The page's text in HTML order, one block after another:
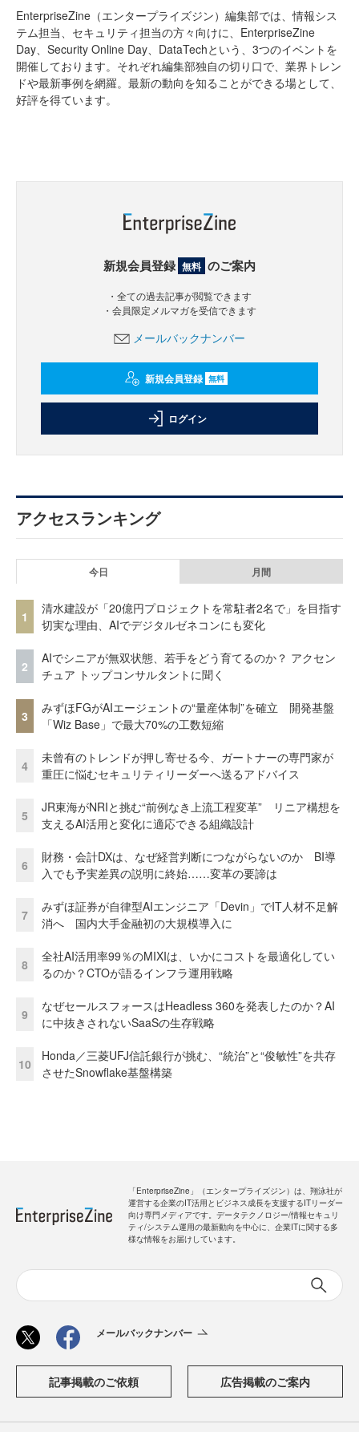
EnterpriseZine（エンタープライズジン）編集部では、情報シス
テム担当、セキュリティ担当の方々向けに、EnterpriseZine
Day、Security Online Day、DataTechという、3つのイベントを
開催しております。それぞれ編集部独自の切り口で、業界トレン
ドや最新事例を網羅。最新の動向を知ることができる場として、
好評を得ています。
新規会員登録 無料 のご案内
・全ての過去記事が閲覧できます
・会員限定メルマガを受信できます
メールバックナンバー
新規会員登録 無料
ログイン
アクセスランキング
今日 月間
1
清水建設が「20億円プロジェクトを常駐者2名で」を目指す
切実な理由、AIでデジタルゼネコンにも変化
2
AIでシニアが無双状態、若手をどう育てるのか？ アクセン
チュア トップコンサルタントに聞く
3
みずほFGがAIエージェントの“量産体制”を確立 開発基盤
「Wiz Base」で最大70%の工数短縮
4
未曾有のトレンドが押し寄せる今、ガートナーの専門家が
重圧に悩むセキュリティリーダーへ送るアドバイス
5
JR東海がNRIと挑む“前例なき上流工程変革” リニア構想を
支えるAI活用と変化に適応できる組織設計
6
財務・会計DXは、なぜ経営判断につながらないのか BI導
入でも予実差異の説明に終始……変革の要諦は
7
みずほ証券が自律型AIエンジニア「Devin」でIT人材不足解
消へ 国内大手金融初の大規模導入に
8
全社AI活用率99％のMIXIは、いかにコストを最適化してい
るのか？CTOが語るインフラ運用戦略
9
なぜセールスフォースはHeadless 360を発表したのか？AI
に中抜きされないSaaSの生存戦略
10
Honda／三菱UFJ信託銀行が挑む、“統治”と“俊敏性”を共存
させたSnowflake基盤構築
「EnterpriseZine」（エンタープライズジン）は、翔泳社が
運営する企業のIT活用とビジネス成長を支援するITリーダー
向け専門メディアです。データテクノロジー/情報セキュリ
ティ/システム運用の最新動向を中心に、企業ITに関する多
様な情報をお届けしています。
メールバックナンバー
記事掲載のご依頼 広告掲載のご案内